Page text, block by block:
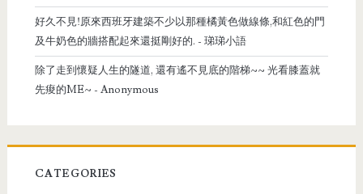
好久不見!原來西班牙建築不少以那種橘黃色做線條,和紅色的門
及牛奶色的牆搭配起來還挺剛好的. - 珶珶小語
除了走到懷疑人生的隧道, 還有遙不見底的階梯~~ 光看膝蓋就
先痠的ME~ - Anonymous
CATEGORIES